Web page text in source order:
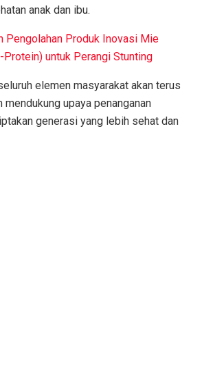
anak dan ibu.
Pengolahan Produk Inovasi Mie
Protein) untuk Perangi Stunting
elemen masyarakat akan terus
upaya penanganan
generasi yang lebih sehat dan